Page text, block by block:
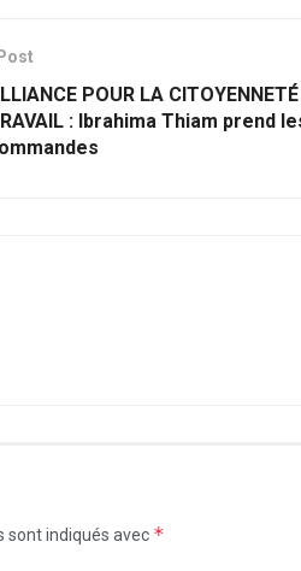
POUR LA
: Ibrahima Thiam prend
sont indiqués avec *